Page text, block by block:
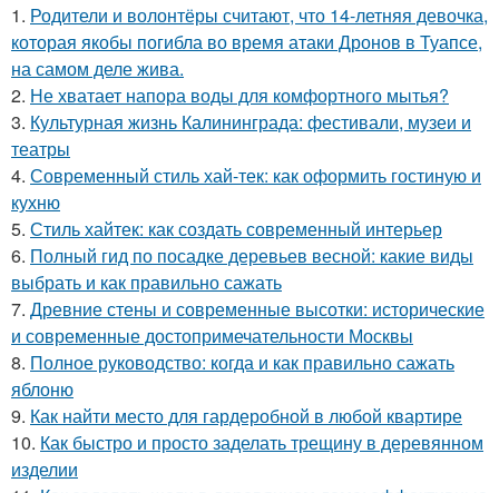
1. Родители и волонтёры считают, что 14-летняя девочка,
которая якобы погибла во время атаки Дронов в Туапсе,
на самом деле жива.
2. Не хватает напора воды для комфортного мытья?
3. Культурная жизнь Калининграда: фестивали, музеи и
театры
4. Современный стиль хай-тек: как оформить гостиную и
кухню
5. Стиль хайтек: как создать современный интерьер
6. Полный гид по посадке деревьев весной: какие виды
выбрать и как правильно сажать
7. Древние стены и современные высотки: исторические
и современные достопримечательности Москвы
8. Полное руководство: когда и как правильно сажать
яблоню
9. Как найти место для гардеробной в любой квартире
10. Как быстро и просто заделать трещину в деревянном
изделии